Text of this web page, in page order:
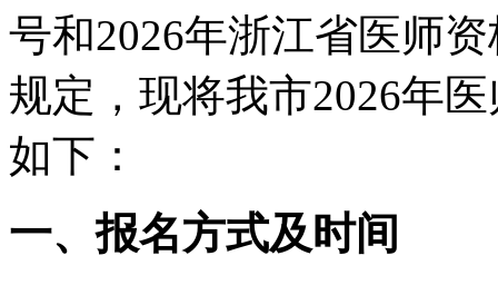
号和2026年浙江省医师
规定，现将我市2026年
如下：
一、报名方式及时间